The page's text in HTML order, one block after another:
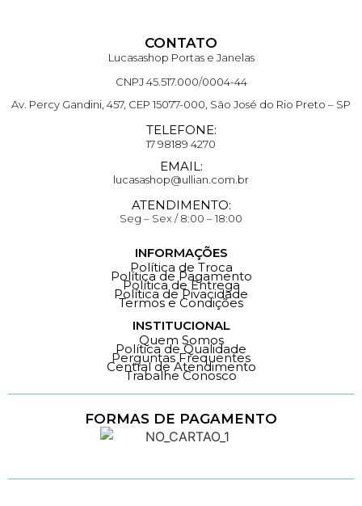
CONTATO
Lucasashop Portas e Janelas
CNPJ 45.517.000/0004-44
Av. Percy Gandini, 457, CEP 15077-000, São José do Rio Preto – SP
TELEFONE:
17 98189 4270
EMAIL:
lucasashop@ullian.com.br
ATENDIMENTO:
Seg – Sex / 8:00 – 18:00
INFORMAÇÕES
Política de Troca
Política de Pagamento
Política de Entrega
Política de Pivacidade
Termos e Condições
INSTITUCIONAL
Quem Somos
Política de Qualidade
Perguntas Frequentes
Central de Atendimento
Trabalhe Conosco
FORMAS DE PAGAMENTO